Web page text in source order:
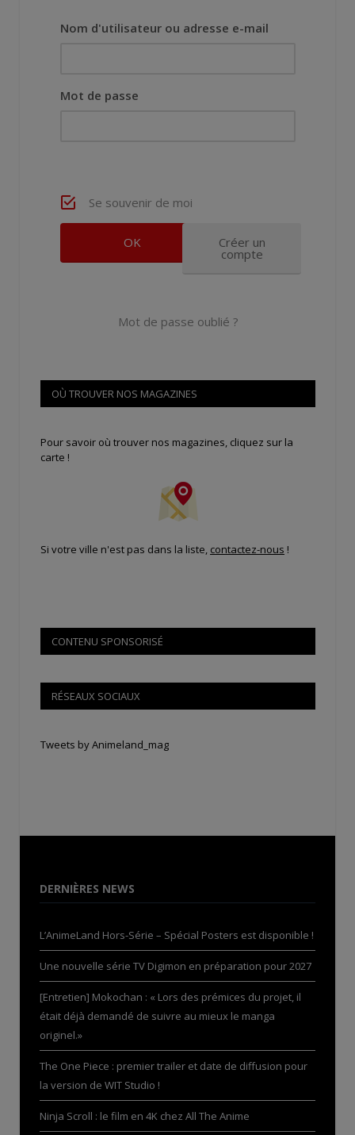
Nom d'utilisateur ou adresse e-mail
Mot de passe
Se souvenir de moi
Créer un
compte
Mot de passe oublié ?
OÙ TROUVER NOS MAGAZINES
Pour savoir où trouver nos magazines, cliquez sur la
carte !
Si votre ville n'est pas dans la liste, contactez-nous !
CONTENU SPONSORISÉ
RÉSEAUX SOCIAUX
Tweets by Animeland_mag
DERNIÈRES NEWS
L’AnimeLand Hors-Série – Spécial Posters est disponible !
Une nouvelle série TV Digimon en préparation pour 2027
[Entretien] Mokochan : « Lors des prémices du projet, il
était déjà demandé de suivre au mieux le manga
originel.»
The One Piece : premier trailer et date de diffusion pour
la version de WIT Studio !
Ninja Scroll : le film en 4K chez All The Anime